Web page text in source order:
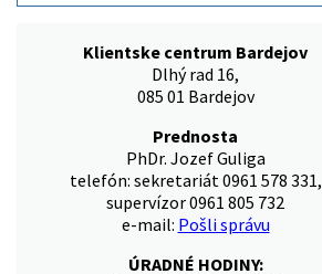
Klientske centrum Bardejov
Dlhý rad 16,
085 01 Bardejov
Prednosta
PhDr. Jozef Guliga
telefón: sekretariát 0961 578 331,
supervízor 0961 805 732
e-mail: Pošli správu
ÚRADNÉ HODINY: